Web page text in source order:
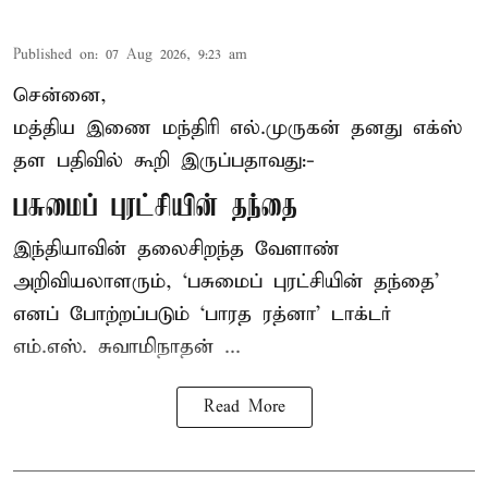
Published on: 07 Aug 2026, 9:23 am
சென்னை,
மத்திய இணை மந்திரி எல்.முருகன் தனது எக்ஸ்
தள பதிவில் கூறி இருப்பதாவது:-
பசுமைப் புரட்சியின் தந்தை
இந்தியாவின் தலைசிறந்த வேளாண்
அறிவியலாளரும், ‘பசுமைப் புரட்சியின் தந்தை’
எனப் போற்றப்படும் ‘பாரத ரத்னா’ டாக்டர்
எம்.எஸ். சுவாமிநாதன் ...
Read More